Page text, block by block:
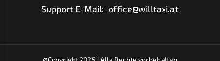
Support E-Mail: office@willtaxi.at